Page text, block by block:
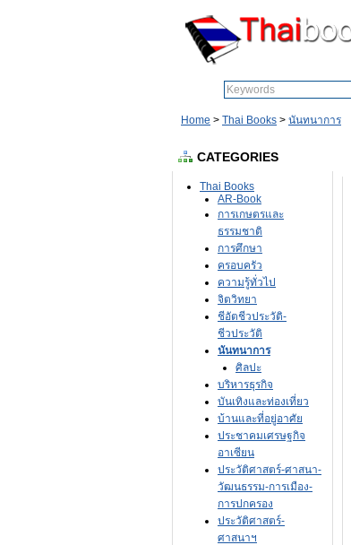
Home > Thai Books > นันทนาการ
CATEGORIES
Thai Books
AR-Book
การเกษตรและ
ธรรมชาติ
การศึกษา
ครอบครัว
ความรู้ทั่วไป
จิตวิทยา
ชีอัตชีวประวัติ-
ชีวประวัติ
นันทนาการ
ศิลปะ
บริหารธุรกิจ
บันเทิงและท่องเที่ยว
บ้านและที่อยู่อาศัย
ประชาคมเศรษฐกิจ
อาเซียน
ประวัติศาสตร์-ศาสนา-
วัฒนธรรม-การเมือง-
การปกครอง
ประวัติศาสตร์-
ศาสนาฯ